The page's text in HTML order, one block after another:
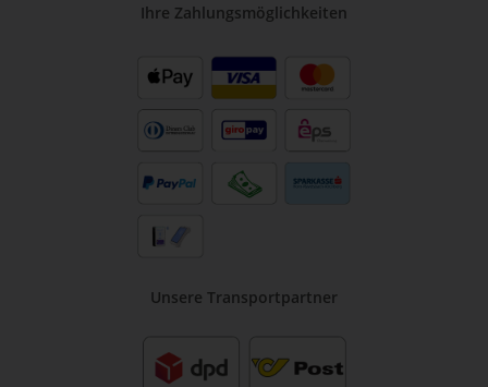
Ihre Zahlungsmöglichkeiten
Unsere Transportpartner